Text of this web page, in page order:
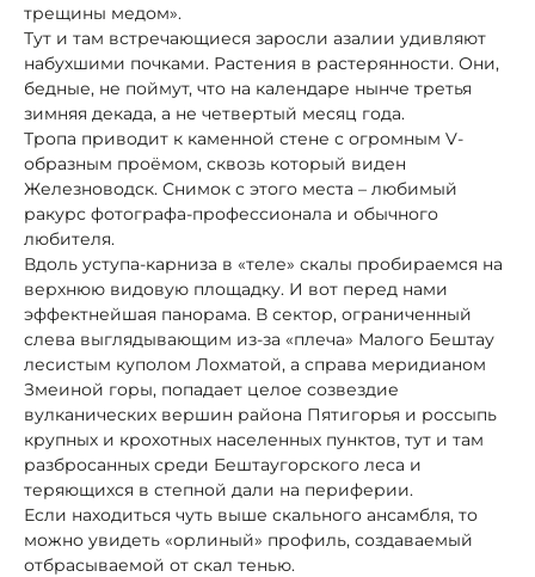
трещины медом».
Тут и там встречающиеся заросли азалии удивляют
набухшими почками. Растения в растерянности. Они,
бедные, не поймут, что на календаре нынче третья
зимняя декада, а не четвертый месяц года.
Тропа приводит к каменной стене с огромным V-
образным проёмом, сквозь который виден
Железноводск. Снимок с этого места – любимый
ракурс фотографа-профессионала и обычного
любителя.
Вдоль уступа-карниза в «теле» скалы пробираемся на
верхнюю видовую площадку. И вот перед нами
эффектнейшая панорама. В сектор, ограниченный
слева выглядывающим из-за «плеча» Малого Бештау
лесистым куполом Лохматой, а справа меридианом
Змеиной горы, попадает целое созвездие
вулканических вершин района Пятигорья и россыпь
крупных и крохотных населенных пунктов, тут и там
разбросанных среди Бештаугорского леса и
теряющихся в степной дали на периферии.
Если находиться чуть выше скального ансамбля, то
можно увидеть «орлиный» профиль, создаваемый
отбрасываемой от скал тенью.